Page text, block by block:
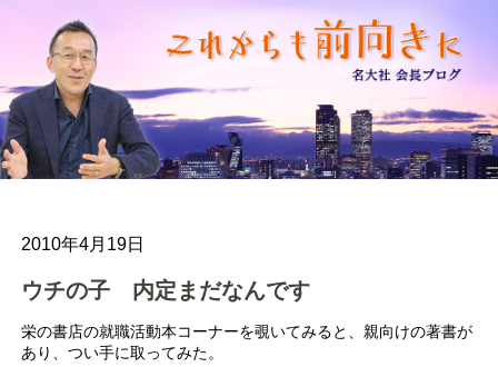
2010年4月19日
ウチの子 内定まだなんです
栄の書店の就職活動本コーナーを覗いてみると、親向けの著書が
あり、つい手に取ってみた。